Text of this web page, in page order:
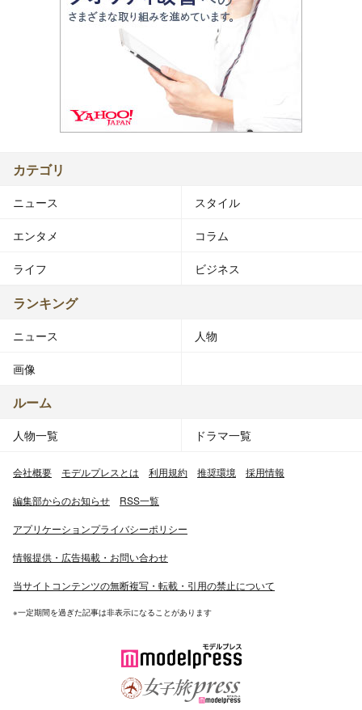
カテゴリ
ニュース スタイル
エンタメ コラム
ライフ ビジネス
ランキング
ニュース 人物
画像
ルーム
人物一覧 ドラマ一覧
会社概要 モデルプレスとは 利用規約 推奨環境 採用情報
編集部からのお知らせ RSS一覧
アプリケーションプライバシーポリシー
情報提供・広告掲載・お問い合わせ
当サイトコンテンツの無断複写・転載・引用の禁止について
※一定期間を過ぎた記事は非表示になることがあります